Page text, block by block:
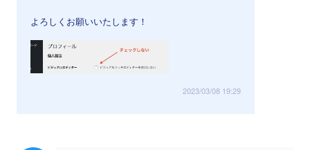
よろしくお願いいたします！
2023/03/08 19:29